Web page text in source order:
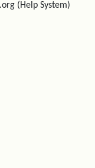
(Help System)